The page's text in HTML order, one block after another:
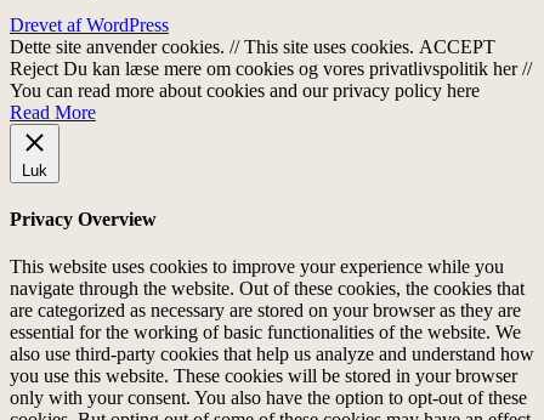
Drevet af WordPress
Dette site anvender cookies. // This site uses cookies. ACCEPT
Reject Du kan læse mere om cookies og vores privatlivspolitik her //
You can read more about cookies and our privacy policy here
Read More
Luk
Privacy Overview
This website uses cookies to improve your experience while you
navigate through the website. Out of these cookies, the cookies that
are categorized as necessary are stored on your browser as they are
essential for the working of basic functionalities of the website. We
also use third-party cookies that help us analyze and understand how
you use this website. These cookies will be stored in your browser
only with your consent. You also have the option to opt-out of these